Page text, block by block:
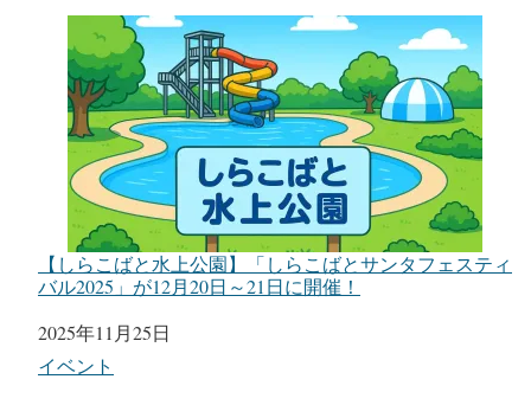
【しらこばと水上公園】「しらこばとサンタフェスティ
バル2025」が12月20日～21日に開催！
日付
2025年11月25日
関連理由
イベント